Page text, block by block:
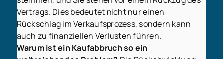
Vertrags. Dies bedeutet nicht nur einen
Rückschlag im Verkaufsprozess, sondern kann
auch zu finanziellen Verlusten führen.
Warum ist ein Kaufabbruch so ein